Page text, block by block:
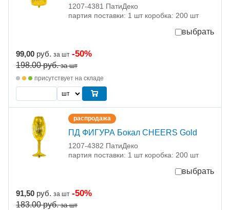
1207-4381 ПатиДеко
партия поставки: 1 шт коробка: 200 шт
выбрать
99,00 руб. за шт -50%
198.00руб. за шт
присутствует на складе
распродажа
ПД ФИГУРА Бокал CHEERS Gold
1207-4382 ПатиДеко
партия поставки: 1 шт коробка: 200 шт
выбрать
91,50 руб. за шт -50%
183.00руб. за шт